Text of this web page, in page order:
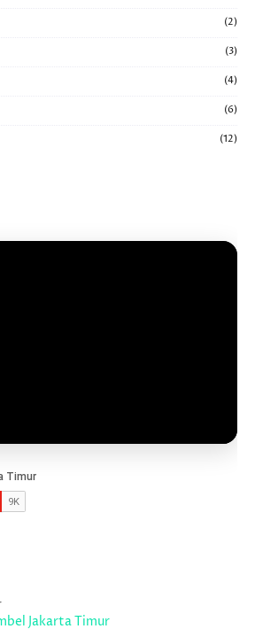
(2)
(3)
(4)
(6)
(12)